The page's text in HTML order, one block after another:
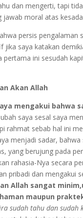
dan mengerti, tapi
jawab moral atas
persis
jika saya katakan
pertama ini sesudah
Akan Allah
mengakui bahwa
saya sesal saya
rahmat sebab hal ini
menjadi sadar, bahwa
yang berujung pada
rahasia-Nya secara
pribadi dan mengakui
Allah sangat
maupun
sudah tahu dan